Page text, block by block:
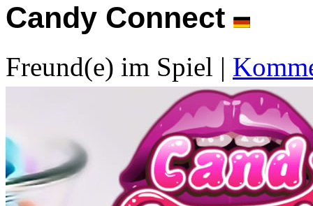
Candy Connect
Freund(e) im Spiel |